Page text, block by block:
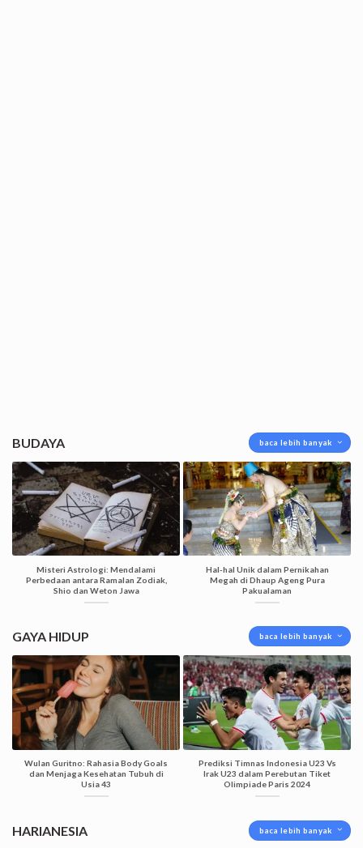
BUDAYA baca lebih banyak
Misteri Astrologi: Mendalami
Perbedaan antara Ramalan Zodiak,
Shio dan Weton Jawa
Hal-hal Unik dalam Pernikahan
Megah di Dhaup Ageng Pura
Pakualaman
GAYA HIDUP baca lebih banyak
Wulan Guritno: Rahasia Body Goals
dan Menjaga Kesehatan Tubuh di
Usia 43
Prediksi Timnas Indonesia U23 Vs
Irak U23 dalam Perebutan Tiket
Olimpiade Paris 2024
HARIANESIA baca lebih banyak